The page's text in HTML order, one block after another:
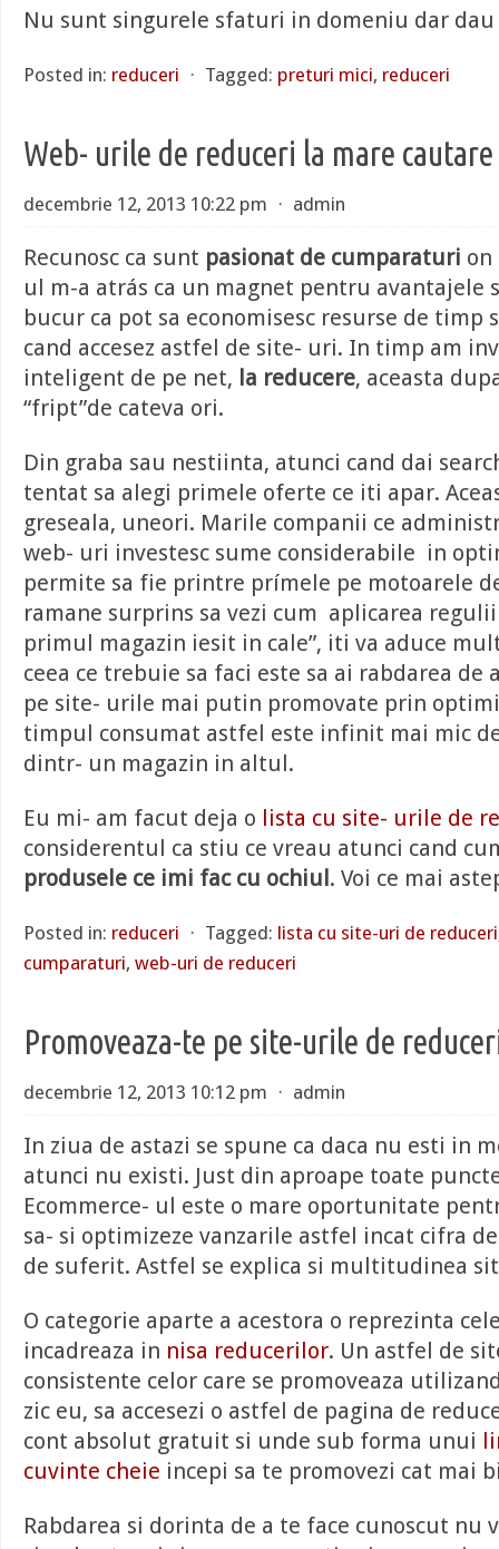
Nu sunt singurele sfaturi in domeniu dar
Posted in: reduceri ⋅ Tagged: preturi mici, reduceri
Web- urile de reduceri la mare cautare
decembrie 12, 2013 10:22 pm ⋅ admin
Recunosc ca sunt pasionat de cumparaturi on
ul m-a atrás ca un magnet pentru avantajele
bucur ca pot sa economisesc resurse de timp
cand accesez astfel de site- uri. In timp am
inteligent de pe net, la reducere, aceasta
“fript”de cateva ori.
Din graba sau nestiinta, atunci cand dai
tentat sa alegi primele oferte ce iti apar.
greseala, uneori. Marile companii ce
web- uri investesc sume considerabile in
permite sa fie printre prímele pe motoarele
ramane surprins sa vezi cum aplicarea
primul magazin iesit in cale”, iti va aduce
ceea ce trebuie sa faci este sa ai rabdarea de
pe site- urile mai putin promovate prin
timpul consumat astfel este infinit mai mic
dintr- un magazin in altul.
Eu mi- am facut deja o lista cu site- urile de
considerentul ca stiu ce vreau atunci cand
produsele ce imi fac cu ochiul. Voi ce mai
Posted in: reduceri ⋅ Tagged: lista cu site-uri de reduceri
cumparaturi, web-uri de reduceri
Promoveaza-te pe site-urile de
decembrie 12, 2013 10:12 pm ⋅ admin
In ziua de astazi se spune ca daca nu esti in
atunci nu existi. Just din aproape toate
Ecommerce- ul este o mare oportunitate
sa- si optimizeze vanzarile astfel incat cifra
de suferit. Astfel se explica si multitudinea
O categorie aparte a acestora o reprezinta
incadreaza in nisa reducerilor. Un astfel de
consistente celor care se promoveaza
zic eu, sa accesezi o astfel de pagina de
cont absolut gratuit si unde sub forma unui
cuvinte cheie incepi sa te promovezi cat mai
Rabdarea si dorinta de a te face cunoscut nu